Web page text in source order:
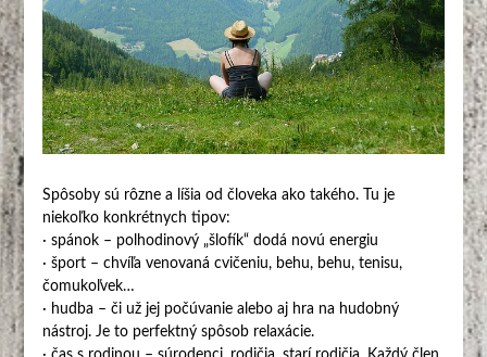
Spôsoby sú rôzne a líšia od človeka ako takého. Tu je
niekoľko konkrétnych tipov:
· spánok – polhodinový „šlofík“ dodá novú energiu
· šport – chvíľa venovaná cvičeniu, behu, behu, tenisu,
čomukoľvek…
· hudba – či už jej počúvanie alebo aj hra na hudobný
nástroj. Je to perfektný spôsob relaxácie.